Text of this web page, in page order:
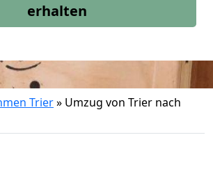
erhalten
Trier» Umzug von Trier nach